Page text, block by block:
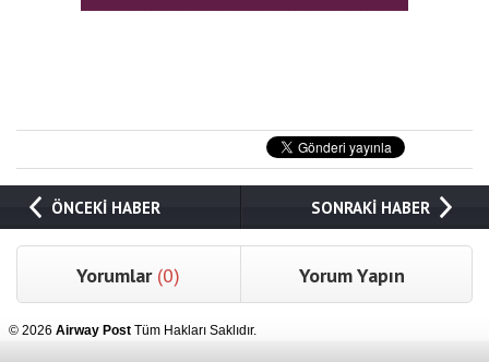
ÖNCEKİ HABER SONRAKİ HABER
Yorumlar (0) Yorum Yapın
© 2026 Airway Post Tüm Hakları Saklıdır.